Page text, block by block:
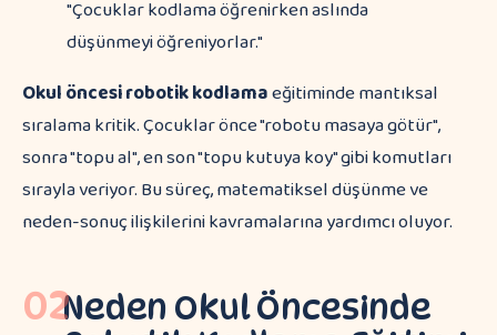
"Çocuklar kodlama öğrenirken aslında
düşünmeyi öğreniyorlar."
Okul öncesi robotik kodlamaeğitiminde mantıksal
sıralama kritik. Çocuklar önce "robotu masaya götür",
sonra "topu al", en son "topu kutuya koy" gibi komutları
sırayla veriyor. Bu süreç, matematiksel düşünme ve
neden-sonuç ilişkilerini kavramalarına yardımcı oluyor.
02Neden Okul Öncesinde